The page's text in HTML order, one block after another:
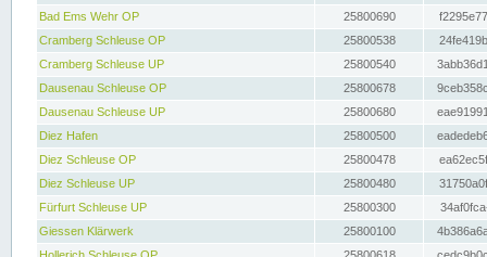
Bad Ems Wehr OP
25800690
Cramberg Schleuse OP
25800538
Cramberg Schleuse UP
25800540
Dausenau Schleuse OP
25800678
Dausenau Schleuse UP
25800680
Diez Hafen
25800500
Diez Schleuse OP
25800478
Diez Schleuse UP
25800480
Fürfurt Schleuse UP
25800300
Giessen Klärwerk
25800100